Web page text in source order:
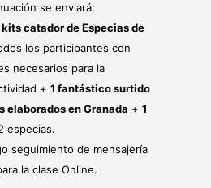
se enviará:
kits catador de Especias de
los participantes con
necesarios para la
+ 1 fantástico surtido
elaborados en Granada + 1
especias.
seguimiento de mensajería
la clase Online.